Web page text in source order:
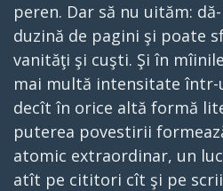
peren. Dar să nu uităm:
duzină de pagini şi poate
vanităţi şi cuşti. Şi în
mai multă intensitate într-
decît în orice altă formă
puterea povestirii
atomic extraordinar, un
atît pe cititori cît şi pe